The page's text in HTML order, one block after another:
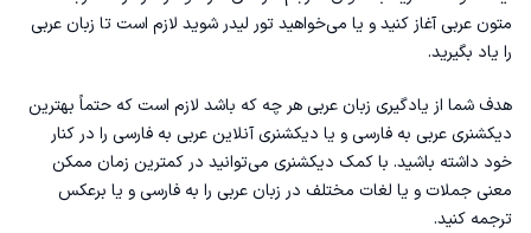
فرهنگ بزرگ جامع نوین عربی به فارسی
فرهنگ جیبی عربی به فارسی
فرهنگ دانشگاهی عربی به فارسی
متون عربی آغاز کنید و یا می‌خواهید تور لیدر شوید لازم است تا زبان عربی
را یاد بگیرید.
هدف شما از یادگیری زبان عربی هر چه که باشد لازم است که حتماً بهترین
دیکشنری عربی به فارسی و یا دیکشنری آنلاین عربی به فارسی را در کنار
خود داشته باشید. با کمک دیکشنری می‌توانید در کمترین زمان ممکن
معنی جملات و یا لغات مختلف در زبان عربی را به فارسی و یا برعکس
ترجمه کنید.